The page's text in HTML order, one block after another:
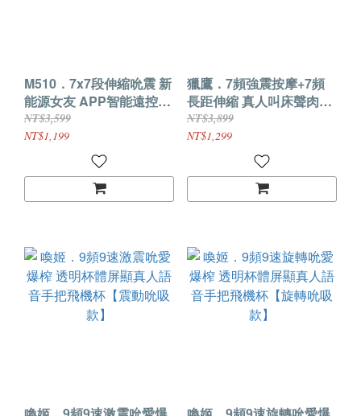
M510．7x7段伸縮吮震 新
能源女友 APP智能遠控屏
顯飛機杯
NT$3,599
NT$1,199
獵鷹．7頻強震按摩+7頻
長距伸縮 真人叫床聲肉感
包裹飛機杯
NT$3,899
NT$1,299